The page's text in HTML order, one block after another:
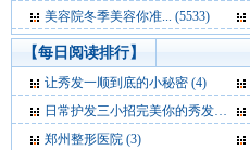
美容院冬季美容你准... (5533)
【每日阅读排行】
让秀发一顺到底的小秘密 (4)
日常护发三小招完美你的秀发 (3)
郑州整形医院 (3)